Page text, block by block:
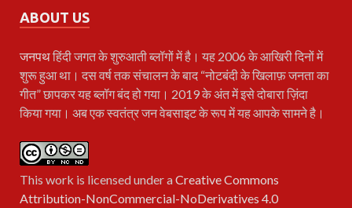
ABOUT US
जनपथहिंदी जगत के शुरुआती ब्लॉगों में है। यह 2006 के आखिरी दिनों में
शुरू हुआ था। दस वर्ष तक संचालन के बाद “नोटबंदी के खिलाफ़ जनता का
गीत” छापकर यह ब्लॉग बंद हो गया। 2019 के अंत में इसे दोबारा ज़िंदा
किया गया। अब एक स्वतंत्र जन वेबसाइट के रूप में यह आपके सामने है।
This work is licensed under aCreative Commons
Attribution-NonCommercial-NoDerivatives 4.0